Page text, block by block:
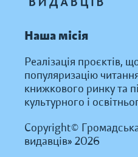
Наша місія
Реалізація проєктів,
популяризацію
книжкового ринку та
культурного і
Copyright©
видавців» 2026